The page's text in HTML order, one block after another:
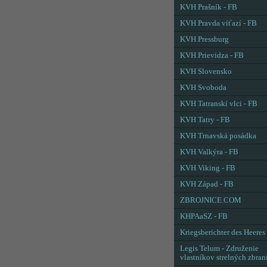
KVH Prašník - FB
KVH Pravda víťazí - FB
KVH Pressburg
KVH Prievidza - FB
KVH Slovensko
KVH Svoboda
KVH Tatranskí vlci - FB
KVH Tatry - FB
KVH Trnavská posádka
KVH Valkýra - FB
KVH Viking - FB
KVH Západ - FB
ZBROJNICE.COM
KHPAaSZ - FB
Kriegsberichter des Heeres
Legis Telum - Združenie
vlastníkov strelných